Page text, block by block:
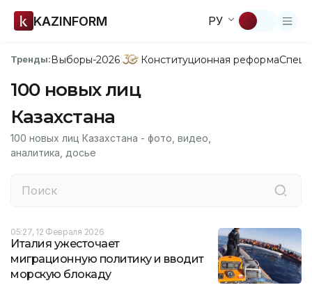
KAZINFORM РУ
Тренды:Выборы-2026 Конституционная реформа
100 новых лиц
Казахстана
100 новых лиц Казахстана - фото, видео,
аналитика, досье
05:27, 12 Февраля 2026
Италия ужесточает
миграционную политику и вводит
морскую блокаду